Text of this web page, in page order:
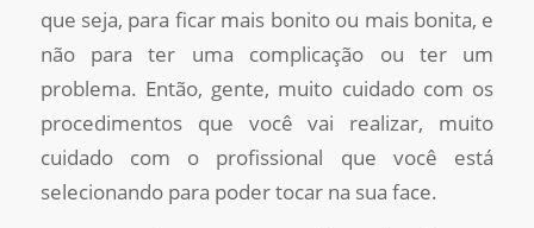
que seja, para ficar mais bonito ou mais bonita, e
não para ter uma complicação ou ter um
problema. Então, gente, muito cuidado com os
procedimentos que você vai realizar, muito
cuidado com o profissional que você está
selecionando para poder tocar na sua face.